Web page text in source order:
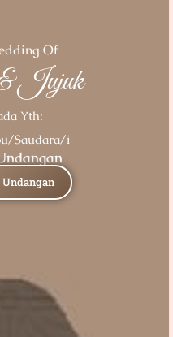
Of
Jujuk
Yth:
Saudara/i
Undangan